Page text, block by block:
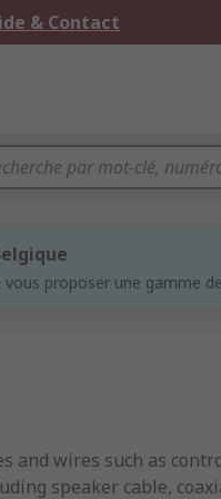
& Contact
proposer une gamme
and wires such as
speaker cable,